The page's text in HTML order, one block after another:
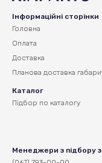
Інформаційні сторінки
Головна
Оплата
Доставка
Планова доставка
Каталог
Підбор по каталогу
Менеджери з підбору